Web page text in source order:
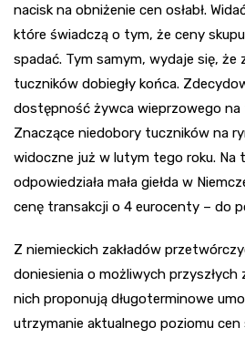
nacisk na obniżenie cen osłabł.
które świadczą o tym, że ceny
spadać. Tym samym, wydaje się, że
tuczników dobiegły końca.
dostępność żywca wieprzowego na
Znaczące niedobory tuczników na
widoczne już w lutym tego roku. Na
odpowiedziała mała giełda w
cenę transakcji o 4 eurocenty – do
Z niemieckich zakładów
doniesienia o możliwych przyszłych
nich proponują długoterminowe
utrzymanie aktualnego poziomu cen